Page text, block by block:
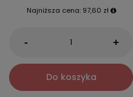
Najniższa cena: 97,60 zł
- +
Do koszyka